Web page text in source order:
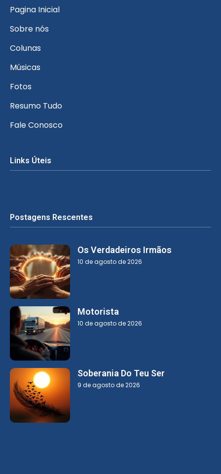
Pagina Inicial
Sobre nós
Colunas
Músicas
Fotos
Resumo Tudo
Fale Conosco
Links Úteis
Postagens Rescentes
Os Verdadeiros Irmãos
10 de agosto de 2026
Motorista
10 de agosto de 2026
Soberania Do Teu Ser
9 de agosto de 2026